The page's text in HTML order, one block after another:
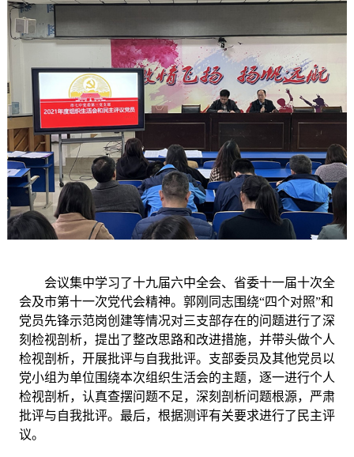
会议集中学习了十九届六中全会、省委十一届十次全
会及市第十一次党代会精神。郭刚同志围绕“四个对照”和
党员先锋示范岗创建等情况对三支部存在的问题进行了深
刻检视剖析，提出了整改思路和改进措施，并带头做个人
检视剖析，开展批评与自我批评。支部委员及其他党员以
党小组为单位围绕本次组织生活会的主题，逐一进行个人
检视剖析，认真查摆问题不足，深刻剖析问题根源，严肃
批评与自我批评。最后，根据测评有关要求进行了民主评
议。